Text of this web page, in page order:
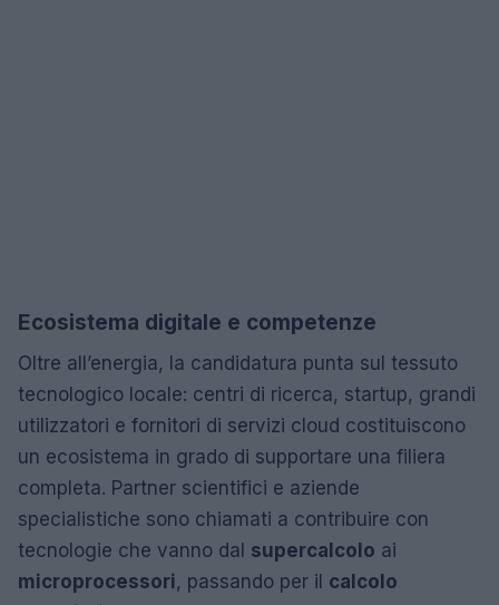
Ecosistema digitale e competenze
Oltre all’energia, la candidatura punta sul tessuto
tecnologico locale: centri di ricerca, startup, grandi
utilizzatori e fornitori di servizi cloud costituiscono
un ecosistema in grado di supportare una filiera
completa. Partner scientifici e aziende
specialistiche sono chiamati a contribuire con
tecnologie che vanno dal supercalcolo ai
microprocessori, passando per il calcolo